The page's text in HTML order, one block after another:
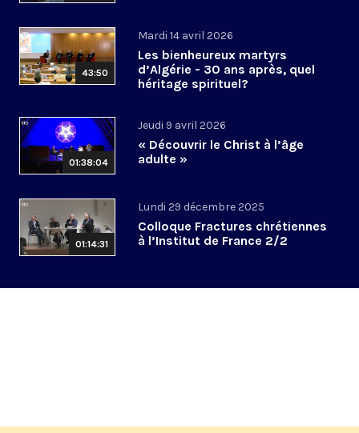
43:50
Mardi 14 avril 2026
Les bienheureux martyrs
d’Algérie - 30 ans après, quel
héritage spirituel?
01:38:04
Jeudi 9 avril 2026
« Découvrir le Christ à l’âge
adulte »
01:14:31
Lundi 29 décembre 2025
Colloque Fractures chrétiennes
à l’Institut de France 2/2